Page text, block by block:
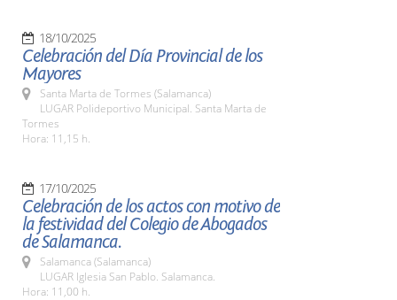
18/10/2025
Celebración del Día Provincial de los
Mayores
Santa Marta de Tormes (Salamanca)
LUGAR Polideportivo Municipal. Santa Marta de
Tormes
Hora: 11,15 h.
17/10/2025
Celebración de los actos con motivo de
la festividad del Colegio de Abogados
de Salamanca.
Salamanca (Salamanca)
LUGAR Iglesia San Pablo. Salamanca.
Hora: 11,00 h.